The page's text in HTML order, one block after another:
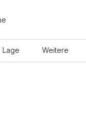
Lage Weitere